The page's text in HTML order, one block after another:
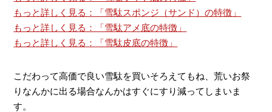
もっと詳しく見る：「雪駄スポンジ（サンド）の特徴」
もっと詳しく見る：「雪駄アメ底の特徴」
もっと詳しく見る：「雪駄皮底の特徴」
こだわって高価で良い雪駄を買いそろえてもね、荒いお祭
りなんかに出る場合なんかはすぐにすり減ってしまいま
す。